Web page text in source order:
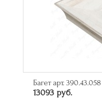
Багет арт. 390.43.058
13093 руб.